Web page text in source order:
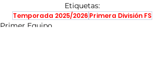
Etiquetas:
Temporada 2025/2026 Primera División FS
Primer Equipo